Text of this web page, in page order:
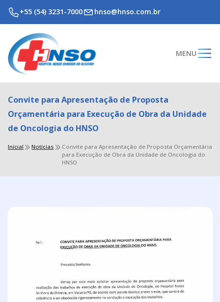
+55 (54) 3231-7000 hnso@hnso.com.br
MENU
Convite para Apresentação de Proposta
Orçamentária para Execução de Obra da Unidade
de Oncologia do HNSO
Inicial Notícias
Convite para Apresentação de Proposta Orçamentária
para Execução de Obra da Unidade de Oncologia do
HNSO